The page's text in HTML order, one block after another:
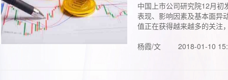
中国上市公司研究院12月初
表现、影响因素及基本面异
值正在获得越来越多的关注
杨霞/文
2018-01-10